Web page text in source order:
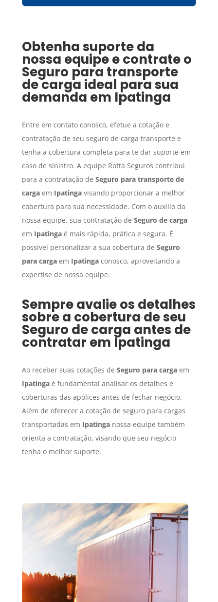
Obtenha suporte da
nossa equipe e contrate o
Seguro para transporte
de carga ideal para sua
demanda em Ipatinga
Entre em contato conosco, efetue a cotação e
contratação de seu seguro de carga transporte e
tenha a cobertura completa para te dar suporte em
caso de sinistro. A equipe Rotta Seguros contribui
para a contratação de Seguro para transporte de
cargaem Ipatingavisando proporcionar a melhor
cobertura para sua necessidade. Com o auxílio da
nossa equipe, sua contratação de Seguro de carga
em Ipatingaé mais rápida, prática e segura. É
possível personalizar a sua cobertura de Seguro
para cargaem Ipatingaconosco, aproveitando a
expertise de nossa equipe.
Sempre avalie os detalhes
sobre a cobertura de seu
Seguro de carga antes de
contratar em Ipatinga
Ao receber suas cotações de Seguro para cargaem
Ipatingaé fundamental analisar os detalhes e
coberturas das apólices antes de fechar negócio.
Além de oferecer a cotação de seguro para cargas
transportadas em Ipatinganossa equipe também
orienta a contratação, visando que seu negócio
tenha o melhor suporte.